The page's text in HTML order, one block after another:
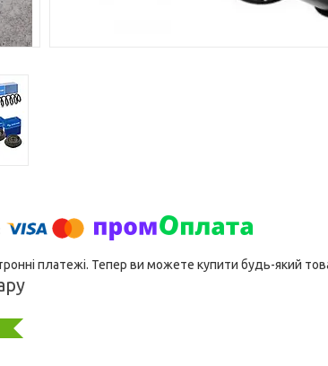
платежі. Тепер ви можете купити будь-який